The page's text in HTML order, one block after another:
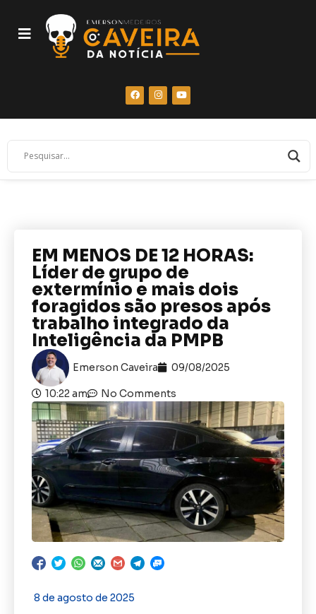
EM MENOS DE 12 HORAS:
Líder de grupo de
extermínio e mais dois
foragidos são presos após
trabalho integrado da
Inteligência da PMPB
Emerson Caveira 09/08/2025
10:22 am No Comments
8 de agosto de 2025